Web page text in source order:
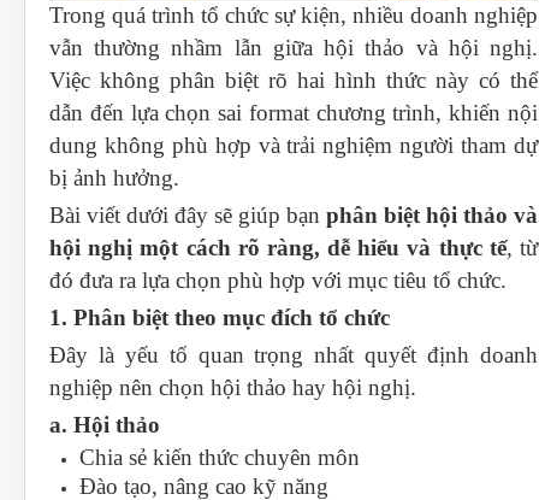
Trong quá trình tổ chức sự kiện, nhiều doanh nghiệp
vẫn thường nhầm lẫn giữa hội thảo và hội nghị.
Việc không phân biệt rõ hai hình thức này có thể
dẫn đến lựa chọn sai format chương trình, khiến nội
dung không phù hợp và trải nghiệm người tham dự
bị ảnh hưởng.
Bài viết dưới đây sẽ giúp bạn phân biệt hội thảo và
hội nghị một cách rõ ràng, dễ hiểu và thực tế, từ
đó đưa ra lựa chọn phù hợp với mục tiêu tổ chức.
1. Phân biệt theo mục đích tổ chức
Đây là yếu tố quan trọng nhất quyết định doanh
nghiệp nên chọn hội thảo hay hội nghị.
a. Hội thảo
Chia sẻ kiến thức chuyên môn
Đào tạo, nâng cao kỹ năng